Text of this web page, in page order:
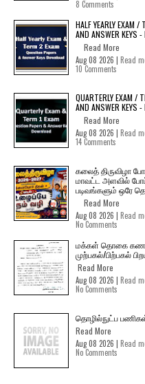
8 Comments
HALF YEARLY EXAM
AND ANSWER KEYS
Read More
Aug 08 2026 | Read
10 Comments
QUARTERLY EXAM /
AND ANSWER KEYS
Read More
Aug 08 2026 | Read
14 Comments
கலைத் திருவிழா
மாவட்ட அளவில்
படிவங்களும் ஒரே
Read More
Aug 08 2026 | Read
No Comments
மக்கள் தொகை
முற்பகல்/பிற்பகல்
Read More
Aug 08 2026 | Read
No Comments
தொழில்நுட்ப
Read More
Aug 08 2026 | Read
No Comments